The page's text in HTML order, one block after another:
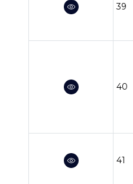
39
40
41